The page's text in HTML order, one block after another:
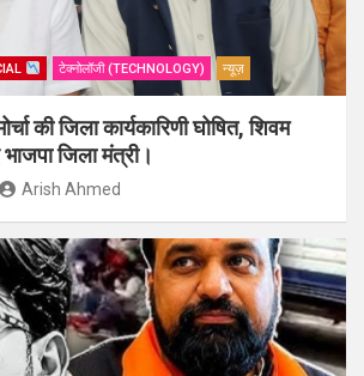
टेक्नोलॉजी (TECHNOLOGY) न्यूज़
की जिला कार्यकारिणी घोषित, शिवम
भाजपा जिला मंत्री।
Arish Ahmed